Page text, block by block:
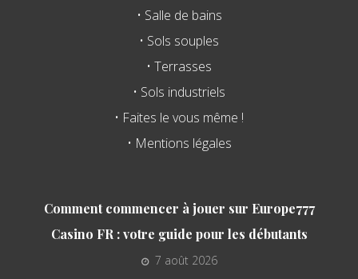
• Salle de bains
• Sols souples
• Terrasses
• Sols industriels
• Faites le vous même !
• Mentions légales
Comment commencer à jouer sur Europe777
Casino FR : votre guide pour les débutants
7 août 2026